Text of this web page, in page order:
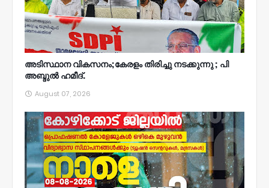
അടിസ്ഥാന വികസനം;കേരളം തിരിച്ചു നടക്കുന്നു ; പി
അബ്ദുൽ ഹമീദ്.
August 07, 2026